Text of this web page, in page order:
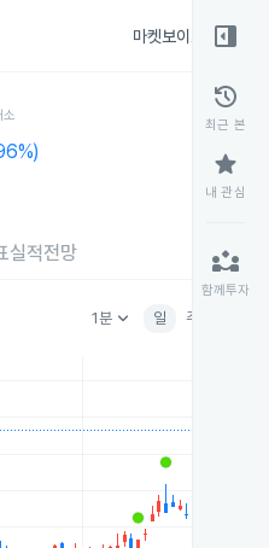
마켓보이스
소
실적전망
1분keyboard_arrow_down 일 주
right_panel_open
history
최근 본
star
내 관심
partner_exchange
함께투자